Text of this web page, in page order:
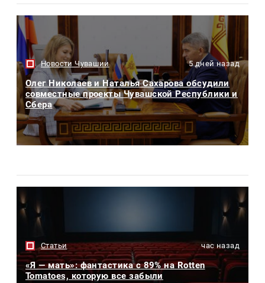
Новости Чувашии 5 дней назад
Олег Николаев и Наталья Сахарова обсудили
совместные проекты Чувашской Республики и
Сбера
Статьи час назад
«Я — мать»: фантастика с 89% на Rotten
Tomatoes, которую все забыли